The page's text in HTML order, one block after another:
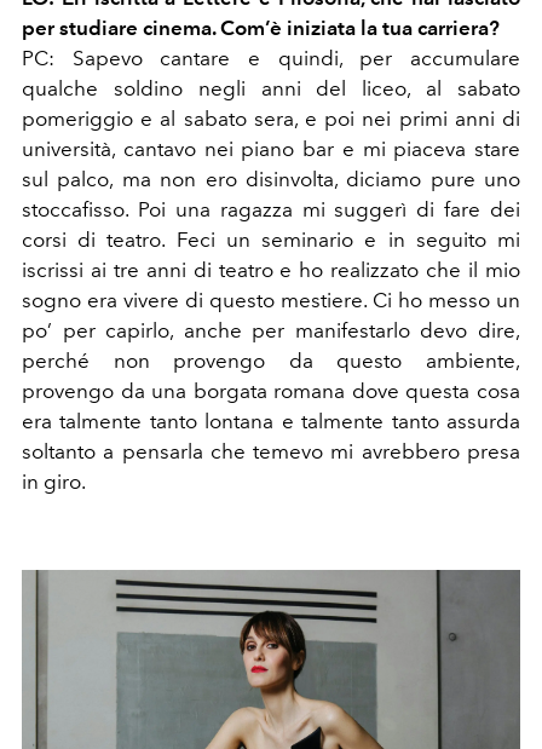
per studiare cinema. Com’è iniziata la tua carriera?
PC: Sapevo cantare e quindi, per accumulare
qualche soldino negli anni del liceo, al sabato
pomeriggio e al sabato sera, e poi nei primi anni di
università, cantavo nei piano bar e mi piaceva stare
sul palco, ma non ero disinvolta, diciamo pure uno
stoccafisso. Poi una ragazza mi suggerì di fare dei
corsi di teatro. Feci un seminario e in seguito mi
iscrissi ai tre anni di teatro e ho realizzato che il mio
sogno era vivere di questo mestiere. Ci ho messo un
po’ per capirlo, anche per manifestarlo devo dire,
perché non provengo da questo ambiente,
provengo da una borgata romana dove questa cosa
era talmente tanto lontana e talmente tanto assurda
soltanto a pensarla che temevo mi avrebbero presa
in giro.